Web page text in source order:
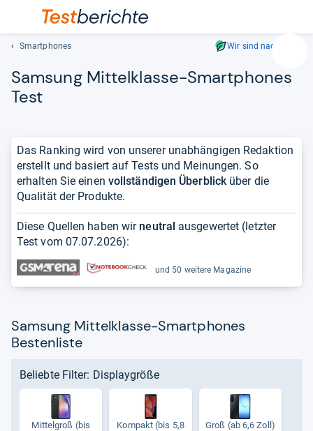
Geben
ein.
und
lassen
Smartphones Wir sind nachhaltig
Sam­sung Mit­tel­klasse-​Smart­pho­nes
Test
Das Ranking wird von unserer unabhängigen Redaktion
erstellt und basiert auf Tests und Meinungen. So
erhalten Sie einen vollständigen Überblicküber die
Qualität der Produkte.
Diese Quellen haben wir neutral ausgewertet (letzter
Test vom 07.07.2026):
und 50 weitere Magazine
Samsung Mittelklasse-Smartphones
Bestenliste
Beliebte Filter: Displaygröße
Mit­tel­groß (bis
Kom­pakt (bis 5,8
Groß (ab 6,6 Zoll)